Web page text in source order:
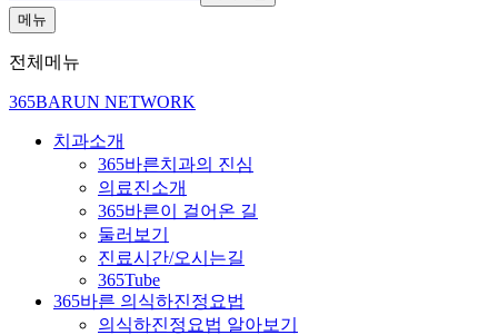
메뉴
전체메뉴
365BARUN NETWORK
치과소개
365바른치과의 진심
의료진소개
365바른이 걸어온 길
둘러보기
진료시간/오시는길
365Tube
365바른 의식하진정요법
의식하진정요법 알아보기